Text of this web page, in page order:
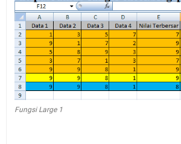
Fungsi Large 1